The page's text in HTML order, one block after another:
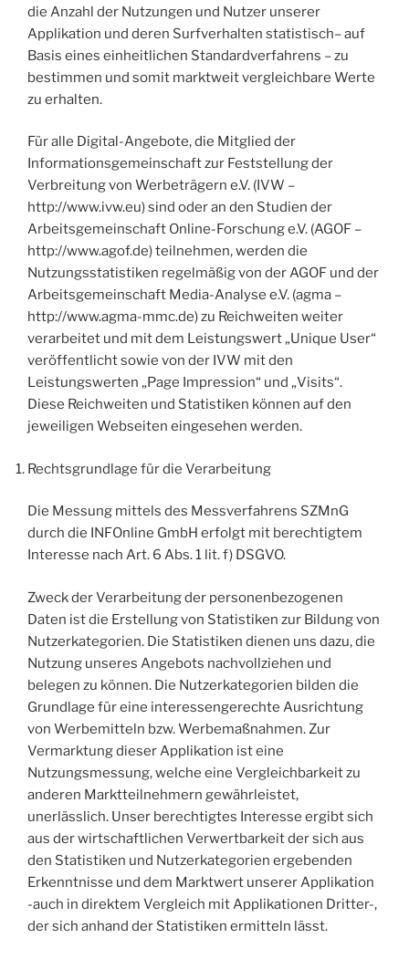
die Anzahl der Nutzungen und Nutzer unserer
Applikation und deren Surfverhalten statistisch– auf
Basis eines einheitlichen Standardverfahrens – zu
bestimmen und somit marktweit vergleichbare Werte
zu erhalten.
Für alle Digital-Angebote, die Mitglied der
Informationsgemeinschaft zur Feststellung der
Verbreitung von Werbeträgern e.V. (IVW –
http://www.ivw.eu) sind oder an den Studien der
Arbeitsgemeinschaft Online-Forschung e.V. (AGOF –
http://www.agof.de) teilnehmen, werden die
Nutzungsstatistiken regelmäßig von der AGOF und der
Arbeitsgemeinschaft Media-Analyse e.V. (agma –
http://www.agma-mmc.de) zu Reichweiten weiter
verarbeitet und mit dem Leistungswert „Unique User“
veröffentlicht sowie von der IVW mit den
Leistungswerten „Page Impression“ und „Visits“.
Diese Reichweiten und Statistiken können auf den
jeweiligen Webseiten eingesehen werden.
Rechtsgrundlage für die Verarbeitung
Die Messung mittels des Messverfahrens SZMnG
durch die INFOnline GmbH erfolgt mit berechtigtem
Interesse nach Art. 6 Abs. 1 lit. f) DSGVO.
Zweck der Verarbeitung der personenbezogenen
Daten ist die Erstellung von Statistiken zur Bildung von
Nutzerkategorien. Die Statistiken dienen uns dazu, die
Nutzung unseres Angebots nachvollziehen und
belegen zu können. Die Nutzerkategorien bilden die
Grundlage für eine interessengerechte Ausrichtung
von Werbemitteln bzw. Werbemaßnahmen. Zur
Vermarktung dieser Applikation ist eine
Nutzungsmessung, welche eine Vergleichbarkeit zu
anderen Marktteilnehmern gewährleistet,
unerlässlich. Unser berechtigtes Interesse ergibt sich
aus der wirtschaftlichen Verwertbarkeit der sich aus
den Statistiken und Nutzerkategorien ergebenden
Erkenntnisse und dem Marktwert unserer Applikation
-auch in direktem Vergleich mit Applikationen Dritter-,
der sich anhand der Statistiken ermitteln lässt.